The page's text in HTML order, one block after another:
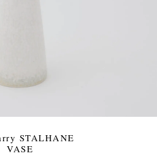
STALHANE
VASE